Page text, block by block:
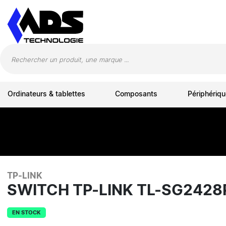
Ordinateurs & tablettes Composants
TP-LINK
SWITCH TP-LINK TL-
EN STOCK